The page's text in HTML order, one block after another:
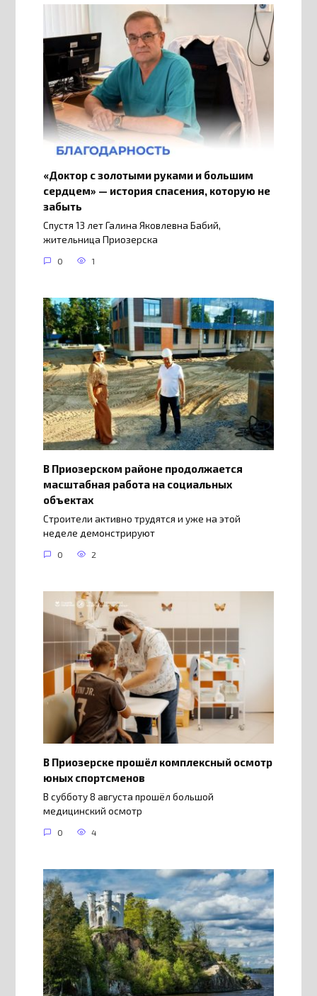
«Доктор с золотыми руками и большим
сердцем» — история спасения, которую не
забыть
Спустя 13 лет Галина Яковлевна Бабий,
жительница Приозерска
0 1
В Приозерском районе продолжается
масштабная работа на социальных
объектах
Строители активно трудятся и уже на этой
неделе демонстрируют
0 2
В Приозерске прошёл комплексный осмотр
юных спортсменов
В субботу 8 августа прошёл большой
медицинский осмотр
0 4